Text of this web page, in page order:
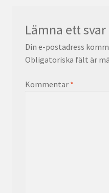
Lämna ett svar
Din e-postadress
Obligatoriska fält är
Kommentar *